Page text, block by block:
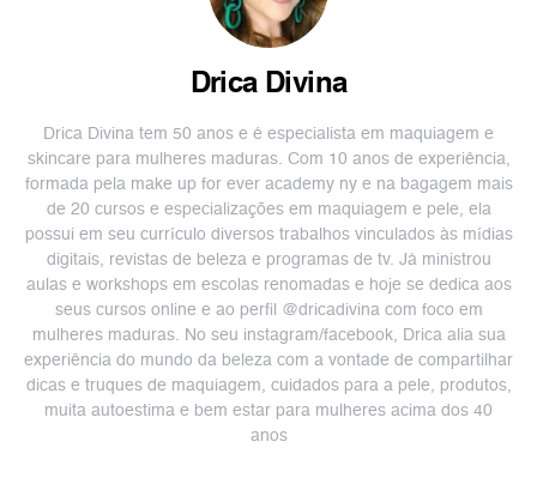
Drica Divina
Drica Divina tem 50 anos e é especialista em maquiagem e
skincare para mulheres maduras. Com 10 anos de experiência,
formada pela make up for ever academy ny e na bagagem mais
de 20 cursos e especializações em maquiagem e pele, ela
possui em seu currículo diversos trabalhos vinculados às mídias
digitais, revistas de beleza e programas de tv. Já ministrou
aulas e workshops em escolas renomadas e hoje se dedica aos
seus cursos online e ao perfil @dricadivina com foco em
mulheres maduras. No seu instagram/facebook, Drica alia sua
experiência do mundo da beleza com a vontade de compartilhar
dicas e truques de maquiagem, cuidados para a pele, produtos,
muita autoestima e bem estar para mulheres acima dos 40
anos